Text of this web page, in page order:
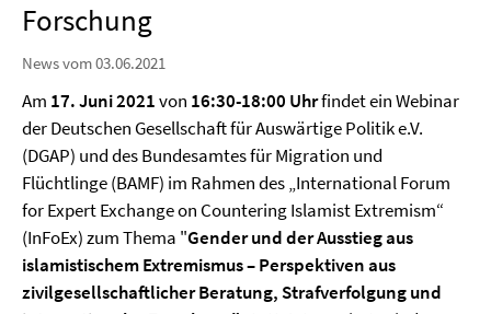
Forschung
News vom 03.06.2021
Am 17. Juni 2021von 16:30-18:00 Uhrfindet ein Webinar
der Deutschen Gesellschaft für Auswärtige Politik e.V.
(DGAP) und des Bundesamtes für Migration und
Flüchtlinge (BAMF) im Rahmen des „International Forum
for Expert Exchange on Countering Islamist Extremism“
(InFoEx) zum Thema "Gender und der Ausstieg aus
islamistischem Extremismus – Perspektiven aus
zivilgesellschaftlicher Beratung, Strafverfolgung und